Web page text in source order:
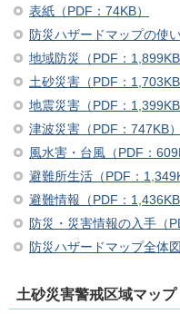
表紙（PDF：74KB）
防災ハザードマップの使
地域防災（PDF：1,899KB
土砂災害（PDF：1,703KB
地震災害（PDF：1,399KB
津波災害（PDF：747KB）
風水害・台風（PDF：
避難所生活（PDF：
避難情報（PDF：1,436KB
防災・災害情報の入手（
防災ハザードマップ全体
土砂災害警戒区域マップ